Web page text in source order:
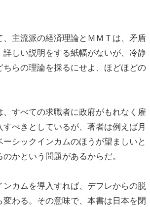
主流派の経済理論とＭＭＴは、矛盾
しい説明をする紙幅がないが、冷静
らの理論を採るにせよ、ほどほどの
すべての求職者に政府がもれなく雇
べきとしているが、著者は例えば月
シックインカムのほうが望ましいと
かという問題があるからだ。
カムを導入すれば、デフレからの脱
わる。その意味で、本書は日本を閉